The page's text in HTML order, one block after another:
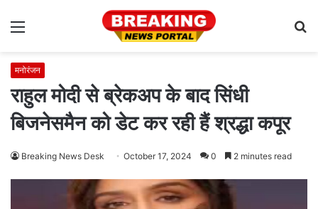
Menu
मनोरंजन
राहुल मोदी से ब्रेकअप के बाद सिंधी
बिजनेसमैन को डेट कर रही हैं श्रद्धा कपूर
Breaking News Desk October 17, 2024 0 2 minutes read